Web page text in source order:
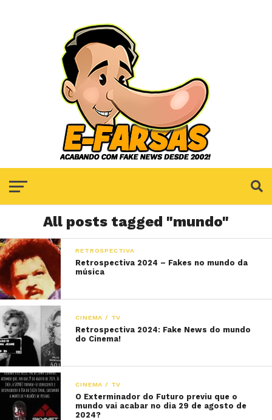
All posts tagged "mundo"
RETROSPECTIVA
Retrospectiva 2024 – Fakes no mundo da
música
CINEMA / TV
Retrospectiva 2024: Fake News do mundo
do Cinema!
CINEMA / TV
O Exterminador do Futuro previu que o
mundo vai acabar no dia 29 de agosto de
2024?